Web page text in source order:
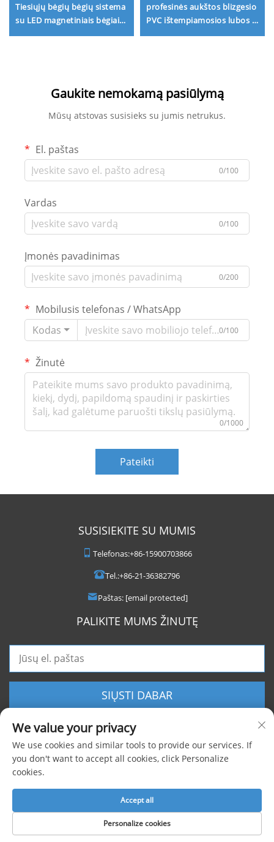
Tiesiųjų bėgių bėgių sistema
su LED magnetiniais bėgiais
namų apšvietimo
profesinės aukštos blizgesio
PVC ištempiamosios lubos |
Individualūs sprendimai ir
Gaukite nemokamą pasiūlymą
Mūsų atstovas susisieks su jumis netrukus.
El. paštas
0/100
Vardas
0/100
Įmonės pavadinimas
0/200
Mobilusis telefonas / WhatsApp
Kodas
0/100
Žinutė
0/1000
Pateikti
SUSISIEKITE SU MUMIS
Telefonas:+86-15900703866
Tel.:+86-21-36382796
Paštas: [email protected]
PALIKITE MUMS ŽINUTĘ
SIŲSTI DABAR
Autoriaus teisės © 2025 Shanghai Foxygen Industrial Co., Ltd. Visos teisės
We value your privacy
We use cookies and similar tools to provide our services. If
you don't want to accept all cookies, click Personalize
cookies.
Personalize cookies
Accept all